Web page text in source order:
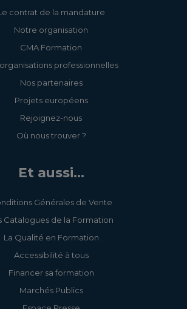
contrat de la mandature
Notre organisation
CMA Formation
professionnelles
Nos partenaires
Projets européens
Rejoignez-nous
Où nous trouver ?
Et aussi...
Générales de Vente
Catalogues de la Formation
La Qualité en Formation
Accessibilité à tous
Financer sa formation
Marchés Publics